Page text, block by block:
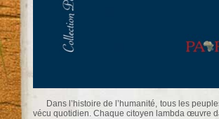
Dans l’histoire de l’humanité, tous les
vécu quotidien. Chaque citoyen lambda œuvre